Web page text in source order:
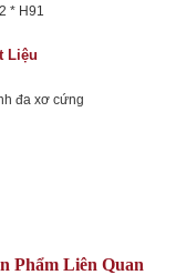
* H91
Liệu
đa xơ cứng
Phẩm Liên Quan